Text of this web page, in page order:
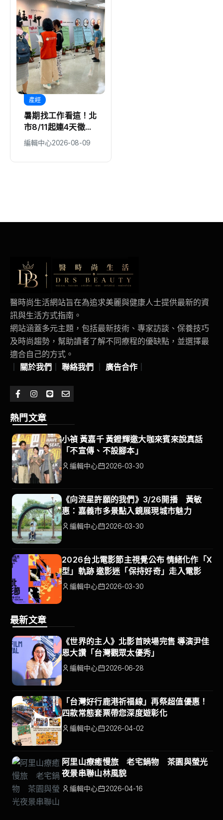
產經
暑期找工作看這！北
市8/11起連4天徵
才 逾580職缺最高
6萬元
編輯中心2026-08-09
醫時尚生活網站旨在為追求美麗與健康人士提供最新的資
訊與生活方式指南。
網站涵蓋多元主題，包括最新技術、專家訪談、保養技巧
及時尚趨勢，幫助讀者了解不同療程的優缺點，並選擇最
適合自己的方式。
關於我們 聯絡我們 廣告合作
熱門文章
小禎 黃嘉千 黃鐙輝邀大咖來賓來說真話
「不宣傳、不設腳本」
編輯中心 2026-03-30
《向流星許願的我們》3/26開播 黃敏
惠：嘉義市多景點入鏡展現城市魅力
編輯中心 2026-03-30
2026台北電影節主視覺公布 情緒化作「X
型」軌跡 邀影迷「保持好奇」走入電影
編輯中心 2026-03-30
最新文章
《世界的主人》北影首映場完售 導演尹佳
恩大讚「台灣觀眾太優秀」
編輯中心 2026-06-28
「台灣好行鹿港祈福線」再祭超值優惠！
四款常態套票帶您深度遊彰化
編輯中心 2026-04-02
阿里山療癒慢旅 老宅鍋物 茶園與螢光
夜景串聯山林風貌
編輯中心 2026-04-16